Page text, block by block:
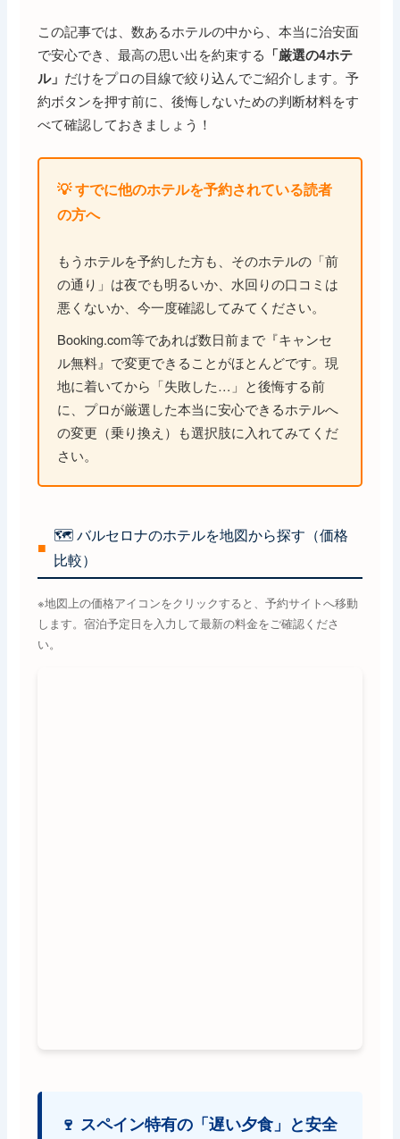
この記事では、数あるホテルの中から、本当に治安面
で安心でき、最高の思い出を約束する 「厳選の4ホテ
ル」 だけをプロの目線で絞り込んでご紹介します。予
約ボタンを押す前に、後悔しないための判断材料をす
べて確認しておきましょう！
💡 すでに他のホテルを予約されている読者
の方へ
もうホテルを予約した方も、そのホテルの「前
の通り」は夜でも明るいか、水回りの口コミは
悪くないか、今一度確認してみてください。
Booking.com等であれば数日前まで『キャンセ
ル無料』で変更できることがほとんどです。現
地に着いてから「失敗した…」と後悔する前
に、プロが厳選した本当に安心できるホテルへ
の変更（乗り換え）も選択肢に入れてみてくだ
さい。
■
🗺️ バルセロナのホテルを地図から探す（価格
比較）
※地図上の価格アイコンをクリックすると、予約サイトへ移動
します。宿泊予定日を入力して最新の料金をご確認くださ
い。
🍷 スペイン特有の「遅い夕食」と安全